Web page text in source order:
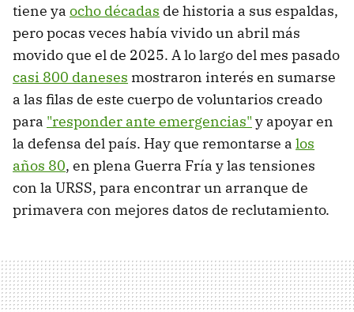
tiene ya ocho décadas de historia a sus espaldas,
pero pocas veces había vivido un abril más
movido que el de 2025. A lo largo del mes pasado
casi 800 daneses mostraron interés en sumarse
a las filas de este cuerpo de voluntarios creado
para "responder ante emergencias" y apoyar en
la defensa del país. Hay que remontarse a los
años 80, en plena Guerra Fría y las tensiones
con la URSS, para encontrar un arranque de
primavera con mejores datos de reclutamiento.